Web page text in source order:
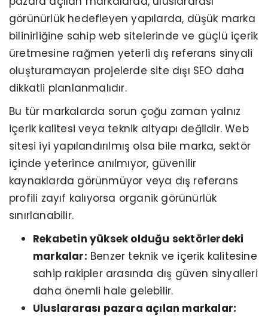
görünürlük hedefleyen yapılarda, düşük marka
bilinirliğine sahip web sitelerinde ve güçlü içerik
üretmesine rağmen yeterli dış referans sinyali
oluşturamayan projelerde site dışı SEO daha
dikkatli planlanmalıdır.
Bu tür markalarda sorun çoğu zaman yalnız
içerik kalitesi veya teknik altyapı değildir. Web
sitesi iyi yapılandırılmış olsa bile marka, sektör
içinde yeterince anılmıyor, güvenilir
kaynaklarda görünmüyor veya dış referans
profili zayıf kalıyorsa organik görünürlük
sınırlanabilir.
Rekabetin yüksek olduğu sektörlerdeki
markalar: Benzer teknik ve içerik kalitesine
sahip rakipler arasında dış güven sinyalleri
daha önemli hale gelebilir.
Uluslararası pazara açılan markalar: